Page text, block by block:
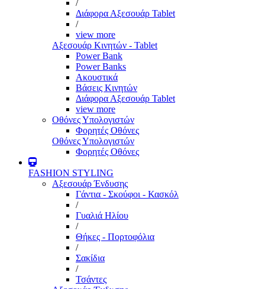
/
Διάφορα Αξεσουάρ Tablet
/
view more
Αξεσουάρ Κινητών - Tablet
Power Bank
Power Banks
Ακουστικά
Βάσεις Κινητών
Διάφορα Αξεσουάρ Tablet
view more
Οθόνες Υπολογιστών
Φορητές Οθόνες
Οθόνες Υπολογιστών
Φορητές Οθόνες
FASHION STYLING
Αξεσουάρ Ένδυσης
Γάντια - Σκούφοι - Κασκόλ
/
Γυαλιά Ηλίου
/
Θήκες - Πορτοφόλια
/
Σακίδια
/
Τσάντες